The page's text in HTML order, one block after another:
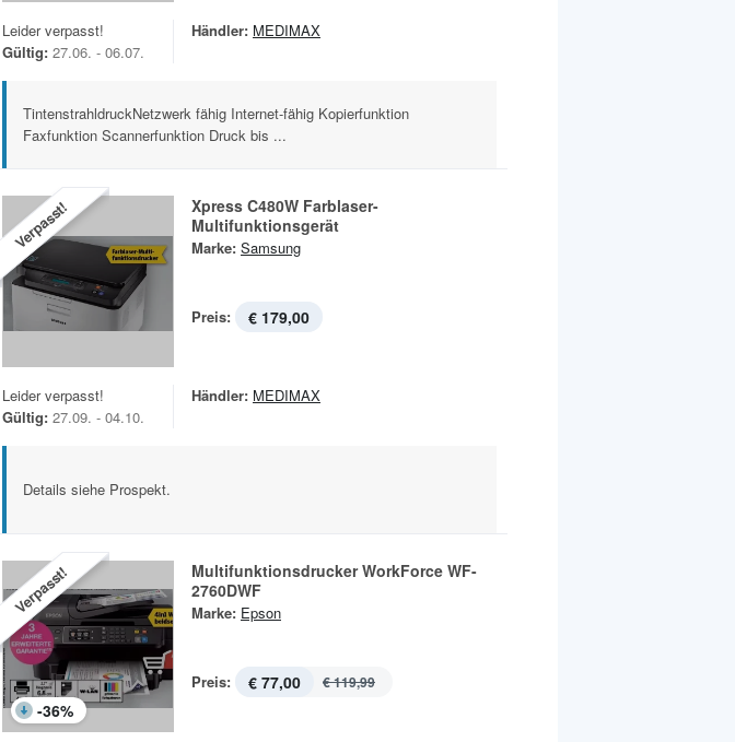
Leider verpasst!
Gültig: 27.06. - 06.07.
Händler: MEDIMAX
TintenstrahldruckNetzwerk fähig Internet-fähig Kopierfunktion
Faxfunktion Scannerfunktion Druck bis ...
Verpasst!
Xpress C480W Farblaser-
Multifunktionsgerät
Marke: Samsung
Preis: € 179,00
Leider verpasst!
Gültig: 27.09. - 04.10.
Händler: MEDIMAX
Details siehe Prospekt.
Verpasst!
-36%
Multifunktionsdrucker WorkForce WF-
2760DWF
Marke: Epson
Preis: € 77,00 € 119,99